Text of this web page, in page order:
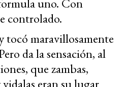
uno. Con
controlado.
tocó maravillosamente
da la sensación, al
que zambas,
vidalas eran su lugar